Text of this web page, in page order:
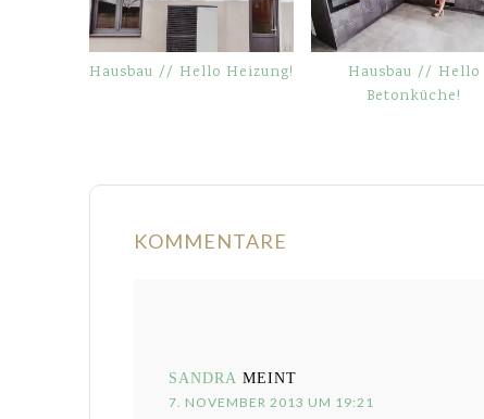
Hausbau // Hello Heizung!
Hausbau // Hello
Betonküche!
KOMMENTARE
SANDRA MEINT
7. NOVEMBER 2013 UM 19:21